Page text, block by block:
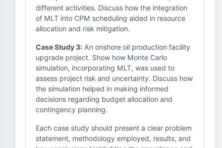
different activities. Discuss how the integration
of MLT into CPM scheduling aided in resource
allocation and risk mitigation.
Case Study 3: An onshore oil production facility
upgrade project. Show how Monte Carlo
simulation, incorporating MLT, was used to
assess project risk and uncertainty. Discuss how
the simulation helped in making informed
decisions regarding budget allocation and
contingency planning.
Each case study should present a clear problem
statement, methodology employed, results, and